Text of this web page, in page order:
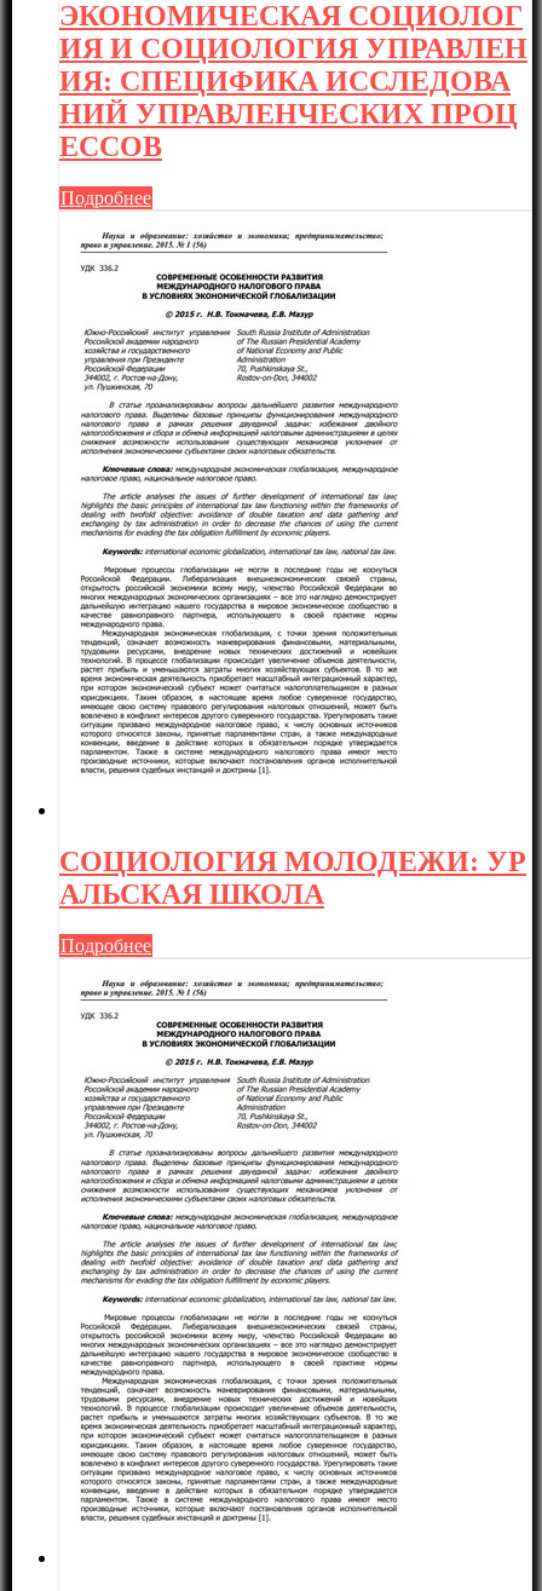
ЭКОНОМИЧЕСКАЯ СОЦИОЛОГ
ИЯ И СОЦИОЛОГИЯ УПРАВЛЕН
ИЯ: СПЕЦИФИКА ИССЛЕДОВА
НИЙ УПРАВЛЕНЧЕСКИХ ПРОЦ
ЕССОВ
Подробнее
СОЦИОЛОГИЯ МОЛОДЕЖИ: УР
АЛЬСКАЯ ШКОЛА
Подробнее